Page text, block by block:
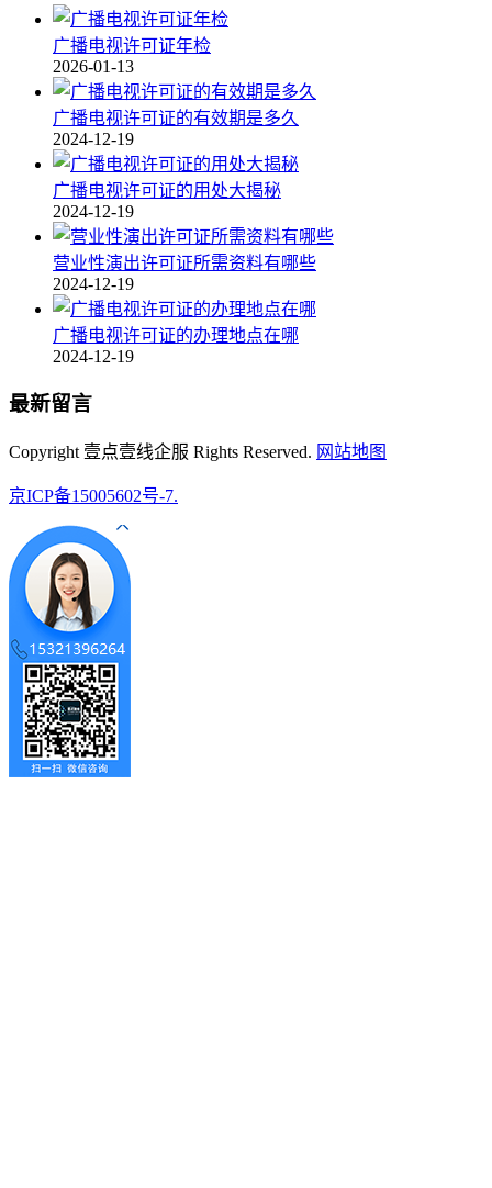
广播电视许可证年检
2026-01-13
广播电视许可证的有效期是多久
2024-12-19
广播电视许可证的用处大揭秘
2024-12-19
营业性演出许可证所需资料有哪些
2024-12-19
广播电视许可证的办理地点在哪
2024-12-19
最新留言
Copyright 壹点壹线企服 Rights Reserved. 网站地图
京ICP备15005602号-7.